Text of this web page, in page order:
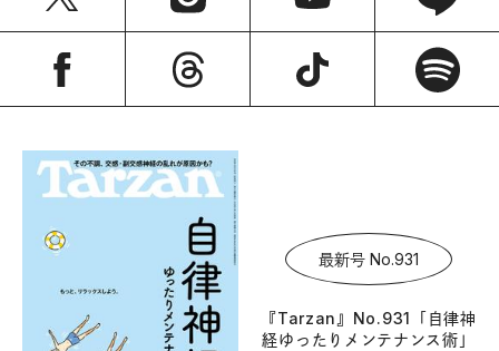
最新号 No.931
『Tarzan』No.931「自律神
経ゆったりメンテナンス術」